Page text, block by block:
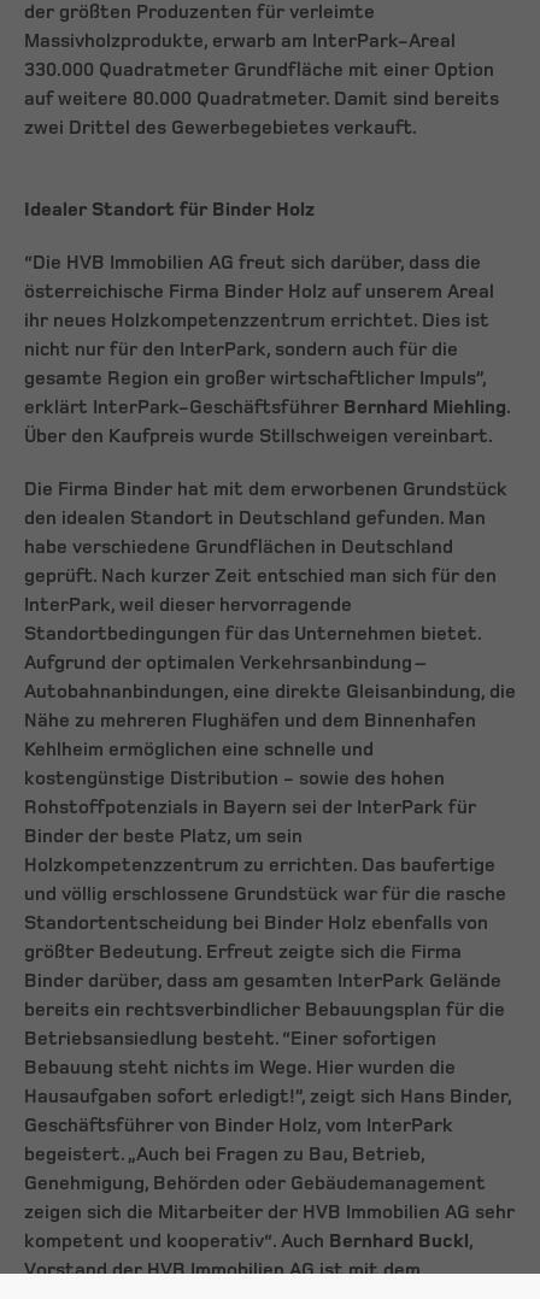
der größten Produzenten für verleimte
Massivholzprodukte, erwarb am InterPark-Areal
330.000 Quadratmeter Grundfläche mit einer Option
auf weitere 80.000 Quadratmeter. Damit sind bereits
zwei Drittel des Gewerbegebietes verkauft.
Idealer Standort für Binder Holz
“Die HVB Immobilien AG freut sich darüber, dass die
österreichische Firma Binder Holz auf unserem Areal
ihr neues Holzkompetenzzentrum errichtet. Dies ist
nicht nur für den InterPark, sondern auch für die
gesamte Region ein großer wirtschaftlicher Impuls”,
erklärt InterPark-Geschäftsführer Bernhard Miehling.
Über den Kaufpreis wurde Stillschweigen vereinbart.
Die Firma Binder hat mit dem erworbenen Grundstück
den idealen Standort in Deutschland gefunden. Man
habe verschiedene Grundflächen in Deutschland
geprüft. Nach kurzer Zeit entschied man sich für den
InterPark, weil dieser hervorragende
Standortbedingungen für das Unternehmen bietet.
Aufgrund der optimalen Verkehrsanbindung –
Autobahnanbindungen, eine direkte Gleisanbindung, die
Nähe zu mehreren Flughäfen und dem Binnenhafen
Kehlheim ermöglichen eine schnelle und
kostengünstige Distribution - sowie des hohen
Rohstoffpotenzials in Bayern sei der InterPark für
Binder der beste Platz, um sein
Holzkompetenzzentrum zu errichten. Das baufertige
und völlig erschlossene Grundstück war für die rasche
Standortentscheidung bei Binder Holz ebenfalls von
größter Bedeutung. Erfreut zeigte sich die Firma
Binder darüber, dass am gesamten InterPark Gelände
bereits ein rechtsverbindlicher Bebauungsplan für die
Betriebsansiedlung besteht. “Einer sofortigen
Bebauung steht nichts im Wege. Hier wurden die
Hausaufgaben sofort erledigt!”, zeigt sich Hans Binder,
Geschäftsführer von Binder Holz, vom InterPark
begeistert. „Auch bei Fragen zu Bau, Betrieb,
Genehmigung, Behörden oder Gebäudemanagement
zeigen sich die Mitarbeiter der HVB Immobilien AG sehr
kompetent und kooperativ“. Auch Bernhard Buckl,
Vorstand der HVB Immobilien AG ist mit dem